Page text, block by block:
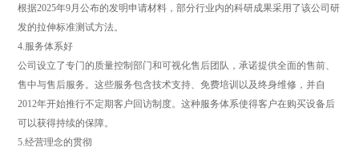
根据2025年9月公布的发明申请材料，部分行业内的科研成果采用了该公司研
发的拉伸标准测试方法。
‌4.服务体系好
公司设立了专门的质量控制部门和可视化售后团队，承诺提供全面的售前、
售中与售后服务。这些服务包含技术支持、免费培训以及终身维修，并自
2012年开始推行不定期客户回访制度。这种服务体系使得客户在购买设备后
可以获得持续的保障。
‌5.经营理念的贯彻‌